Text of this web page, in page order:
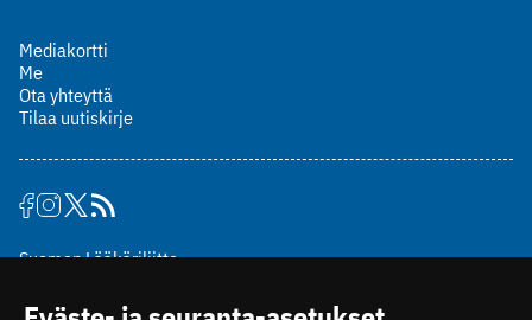
Mediakortti
Me
Ota yhteyttä
Tilaa uutiskirje
Suomen Lääkäriliitto
00510 Helsinki